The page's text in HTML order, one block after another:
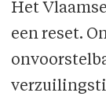
Het
een reset.